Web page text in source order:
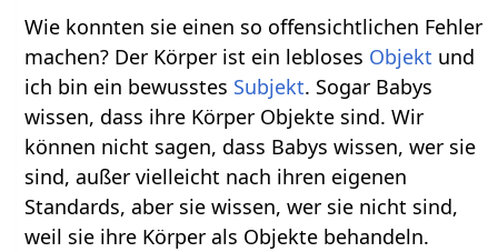
Wie konnten sie einen so offensichtlichen Fehler
machen? Der Körper ist ein lebloses Objekt und
ich bin ein bewusstes Subjekt. Sogar Babys
wissen, dass ihre Körper Objekte sind. Wir
können nicht sagen, dass Babys wissen, wer sie
sind, außer vielleicht nach ihren eigenen
Standards, aber sie wissen, wer sie nicht sind,
weil sie ihre Körper als Objekte behandeln.